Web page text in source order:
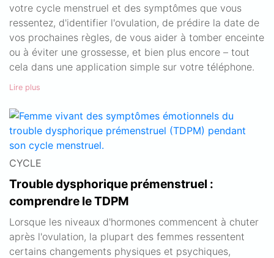
votre cycle menstruel et des symptômes que vous
ressentez, d'identifier l'ovulation, de prédire la date de
vos prochaines règles, de vous aider à tomber enceinte
ou à éviter une grossesse, et bien plus encore – tout
cela dans une application simple sur votre téléphone.
Lire plus
CYCLE
Trouble dysphorique prémenstruel :
comprendre le TDPM
Lorsque les niveaux d'hormones commencent à chuter
après l'ovulation, la plupart des femmes ressentent
certains changements physiques et psychiques,